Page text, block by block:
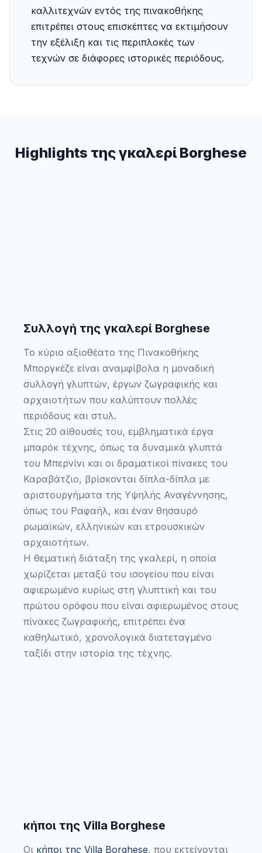
καλλιτεχνών εντός της πινακοθήκης
επιτρέπει στους επισκέπτες να εκτιμήσουν
την εξέλιξη και τις περιπλοκές των
τεχνών σε διάφορες ιστορικές περιόδους.
Highlights της γκαλερί Borghese
Συλλογή της γκαλερί Borghese
Το κύριο αξιοθέατο της Πινακοθήκης
Μποργκέζε είναι αναμφίβολα η μοναδική
συλλογή γλυπτών, έργων ζωγραφικής και
αρχαιοτήτων που καλύπτουν πολλές
περιόδους και στυλ.
Στις 20 αίθουσές του, εμβληματικά έργα
μπαρόκ τέχνης, όπως τα δυναμικά γλυπτά
του Μπερνίνι και οι δραματικοί πίνακες του
Καραβάτζιο, βρίσκονται δίπλα-δίπλα με
αριστουργήματα της Υψηλής Αναγέννησης,
όπως του Ραφαήλ, και έναν θησαυρό
ρωμαϊκών, ελληνικών και ετρουσκικών
αρχαιοτήτων.
Η θεματική διάταξη της γκαλερί, η οποία
χωρίζεται μεταξύ του ισογείου που είναι
αφιερωμένο κυρίως στη γλυπτική και του
πρώτου ορόφου που είναι αφιερωμένος στους
πίνακες ζωγραφικής, επιτρέπει ένα
καθηλωτικό, χρονολογικά διατεταγμένο
ταξίδι στην ιστορία της τέχνης.
κήποι της Villa Borghese
Οι κήποι της Villa Borghese, που εκτείνονται